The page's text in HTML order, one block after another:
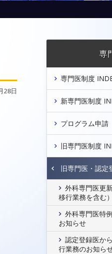
28日
専
専門医制度
新専門医制度
プログラム申請
旧専門医制度
旧専門医・認定
外科専門医更
移行業務を含む
外科専門医特
お知らせ
認定登録医か
行業務のお知ら